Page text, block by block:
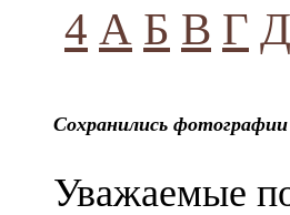
4 А Б В Г Д
Сохранились
Уважаемые